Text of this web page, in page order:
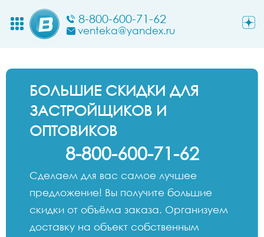
8-800-600-71-62
venteka@yandex.ru
БОЛЬШИЕ СКИДКИ ДЛЯ
ЗАСТРОЙЩИКОВ И
ОПТОВИКОВ
8-800-600-71-62
Сделаем для вас самое лучшее
предложение! Вы получите большие
скидки от объёма заказа. Организуем
доставку на объект собственным